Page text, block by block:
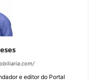
e editor do Portal